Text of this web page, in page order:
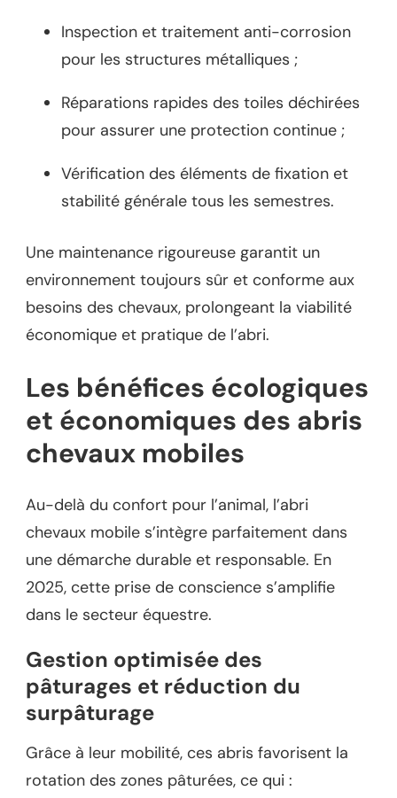
Inspection et traitement anti-corrosion
pour les structures métalliques ;
Réparations rapides des toiles déchirées
pour assurer une protection continue ;
Vérification des éléments de fixation et
stabilité générale tous les semestres.
Une maintenance rigoureuse garantit un
environnement toujours sûr et conforme aux
besoins des chevaux, prolongeant la viabilité
économique et pratique de l’abri.
Les bénéfices écologiques
et économiques des abris
chevaux mobiles
Au-delà du confort pour l’animal, l’abri
chevaux mobile s’intègre parfaitement dans
une démarche durable et responsable. En
2025, cette prise de conscience s’amplifie
dans le secteur équestre.
Gestion optimisée des
pâturages et réduction du
surpâturage
Grâce à leur mobilité, ces abris favorisent la
rotation des zones pâturées, ce qui :